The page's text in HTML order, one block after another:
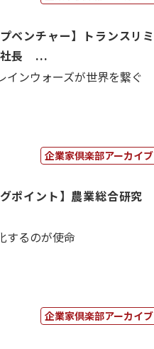
ベンチャー】トランスリミ
社長 ...
ンウォーズが世界を繋ぐ
企業家倶楽部アーカイブ
ポイント】農業総合研究
するのが使命
企業家倶楽部アーカイブ